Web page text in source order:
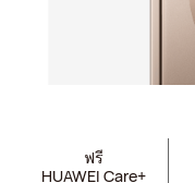
ฟรี
HUAWEI Care+